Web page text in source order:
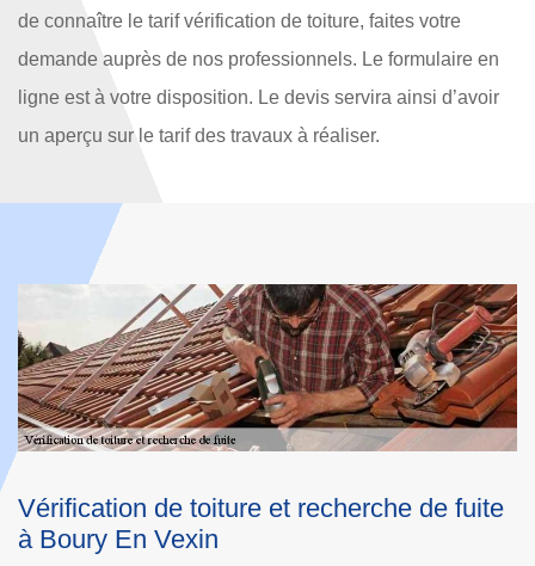
de connaître le tarif vérification de toiture, faites votre
demande auprès de nos professionnels. Le formulaire en
ligne est à votre disposition. Le devis servira ainsi d’avoir
un aperçu sur le tarif des travaux à réaliser.
Les méthodes de recherche des fuites
toit à Boury En Vexin